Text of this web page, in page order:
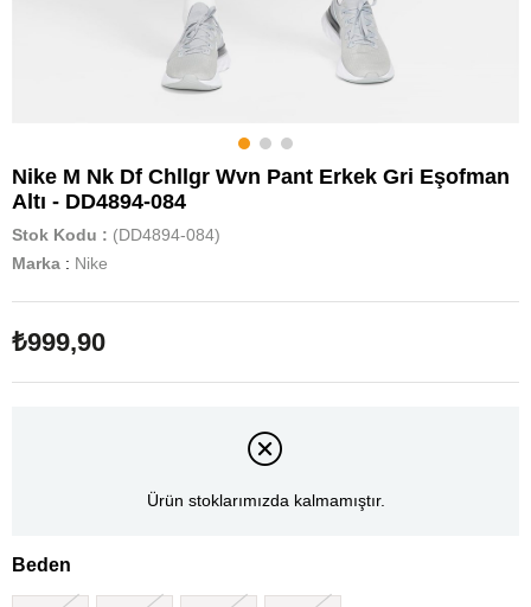
Nike M Nk Df Chllgr Wvn Pant Erkek Gri Eşofman
Altı - DD4894-084
Stok Kodu
(DD4894-084)
Marka : Nike
₺999,90
Ürün stoklarımızda kalmamıştır.
Beden